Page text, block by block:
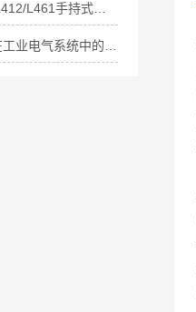
I法国CA L411/L412/L461手持式数据记录仪上市通知